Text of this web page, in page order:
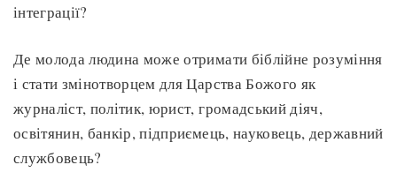
інтеграції?
Де молода людина може отримати біблійне розуміння
і стати змінотворцем для Царства Божого як
журналіст, політик, юрист, громадський діяч,
освітянин, банкір, підприємець, науковець, державний
службовець?